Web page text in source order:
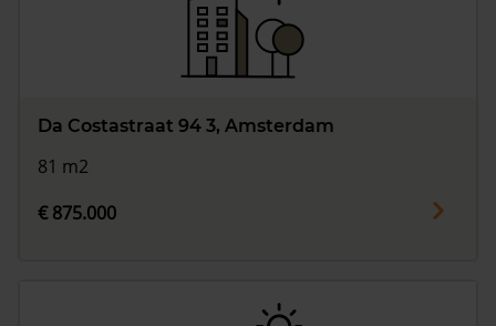
Da Costastraat 94 3, Amsterdam
81 m2
€ 875.000